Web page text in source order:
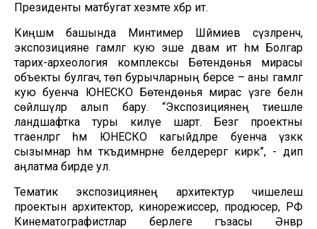
Президенты матбугат хезмәте хәбәр итә.
Киңәшмә башында Минтимер Шәймиев сүзләренчә,
экспозицияне гамәлгә кую эше дәвам итә һәм Болгар
тарих-археология комплексы Бөтендөнья мирасы
объекты булгач, төп бурычларның берсе – аны гамәлгә
кую буенча ЮНЕСКО Бөтендөнья мирас үзәге белән
сөйләшүләр алып бару. “Экспозициянең тиешле
ландшафтка туры килүе шарт. Безгә проектны
тәгаенләргә һәм ЮНЕСКО кагыйдәләре буенча үзәккә
сызымнар һәм тәкъдимнәрне белдерергә кирәк”, - дип
аңлатма бирде ул.
Тематик экспозициянең архитектур чишелеш
проектын архитектор, кинорежиссер, продюсер, РФ
Кинематографистлар берлеге әгъзасы Әнвәр